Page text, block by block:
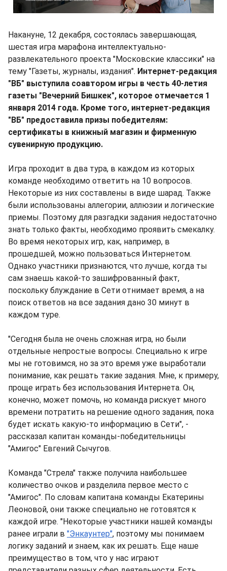
Накануне, 12 декабря, состоялась завершающая,
шестая игра марафона интеллектуально-
развлекательного проекта "Московские классики" на
тему "Газеты, журналы, издания". Интернет-редакция
"ВБ" выступила соавтором игры в честь 40-летия
газеты "Вечерний Бишкек", которое отмечается 1
января 2014 года. Кроме того, интернет-редакция
"ВБ" предоставила призы победителям:
сертификаты в книжный магазин и фирменную
сувенирную продукцию.
Игра проходит в два тура, в каждом из которых
команде необходимо ответить на 10 вопросов.
Некоторые из них составлены в виде шарад. Также
были использованы аллегории, аллюзии и логические
приемы. Поэтому для разгадки задания недостаточно
знать только факты, необходимо проявить смекалку.
Во время некоторых игр, как, например, в
прошедшей, можно пользоваться Интернетом.
Однако участники признаются, что лучше, когда ты
сам знаешь какой-то зашифрованный факт,
поскольку блуждание в Сети отнимает время, а на
поиск ответов на все задания дано 30 минут в
каждом туре.
"Сегодня была не очень сложная игра, но были
отдельные непростые вопросы. Специально к игре
мы не готовимся, но за это время уже выработали
понимание, как решать такие задания. Мне, к примеру,
проще играть без использования Интернета. Он,
конечно, может помочь, но команда рискует много
времени потратить на решение одного задания, пока
будет искать какую-то информацию в Сети", -
рассказал капитан команды-победительницы
"Амигос" Евгений Сычугов.
Команда "Стрела" также получила наибольшее
количество очков и разделила первое место с
"Амигос". По словам капитана команды Екатерины
Леоновой, они также специально не готовятся к
каждой игре. "Некоторые участники нашей команды
ранее играли в "Энкаунтер", поэтому мы понимаем
логику заданий и знаем, как их решать. Еще наше
преимущество в том, что у нас играют